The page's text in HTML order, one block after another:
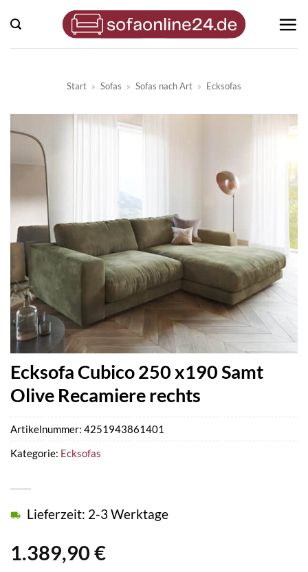
Inhalt
springen
Start » Sofas » Sofas nach Art » Ecksofas
Ecksofa Cubico 250 x190 Samt
Olive Recamiere rechts
1.389,90 €
Lieferzeit: 2-3 Werktage
Artikelnummer: 4251943861401
Kategorie: Ecksofas